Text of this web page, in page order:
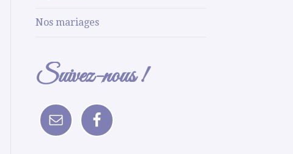
Nos mariages
Suivez-nous !